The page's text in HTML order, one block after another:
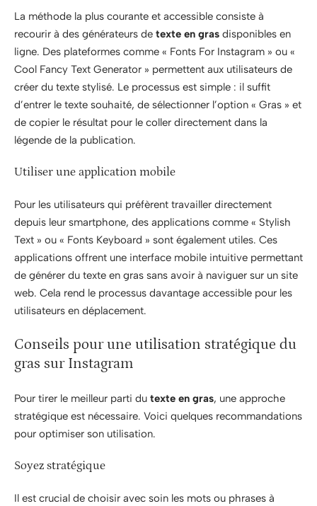
La méthode la plus courante et accessible consiste à
recourir à des générateurs de texte en gras disponibles en
ligne. Des plateformes comme « Fonts For Instagram » ou «
Cool Fancy Text Generator » permettent aux utilisateurs de
créer du texte stylisé. Le processus est simple : il suffit
d’entrer le texte souhaité, de sélectionner l’option « Gras » et
de copier le résultat pour le coller directement dans la
légende de la publication.
Utiliser une application mobile
Pour les utilisateurs qui préfèrent travailler directement
depuis leur smartphone, des applications comme « Stylish
Text » ou « Fonts Keyboard » sont également utiles. Ces
applications offrent une interface mobile intuitive permettant
de générer du texte en gras sans avoir à naviguer sur un site
web. Cela rend le processus davantage accessible pour les
utilisateurs en déplacement.
Conseils pour une utilisation stratégique du
gras sur Instagram
Pour tirer le meilleur parti du texte en gras, une approche
stratégique est nécessaire. Voici quelques recommandations
pour optimiser son utilisation.
Soyez stratégique
Il est crucial de choisir avec soin les mots ou phrases à